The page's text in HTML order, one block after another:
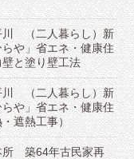
川 （二人暮らし）新
や」省エネ・健康住
と塗り壁工法
川 （二人暮らし）新
や」省エネ・健康住
遮熱工事）
所 築64年古民家再